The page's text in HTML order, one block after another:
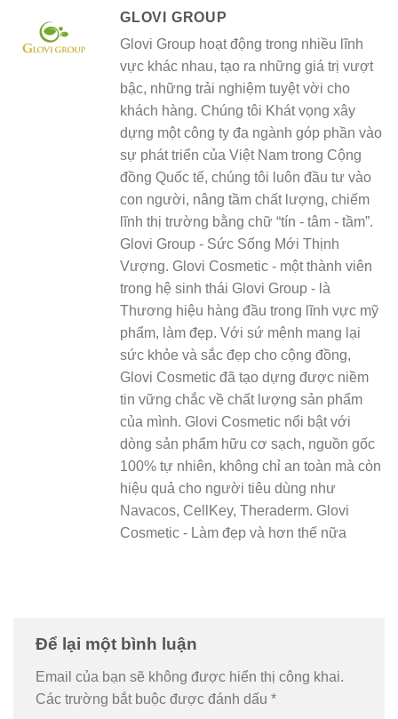
GLOVI GROUP
Glovi Group hoạt động trong nhiều lĩnh
vực khác nhau, tạo ra những giá trị vượt
bậc, những trải nghiệm tuyệt vời cho
khách hàng. Chúng tôi Khát vọng xây
dựng một công ty đa ngành góp phần vào
sự phát triển của Việt Nam trong Cộng
đồng Quốc tế, chúng tôi luôn đầu tư vào
con người, nâng tầm chất lượng, chiếm
lĩnh thị trường bằng chữ “tín - tâm - tầm”.
Glovi Group - Sức Sống Mới Thịnh
Vượng. Glovi Cosmetic - một thành viên
trong hệ sinh thái Glovi Group - là
Thương hiệu hàng đầu trong lĩnh vực mỹ
phẩm, làm đẹp. Với sứ mệnh mang lại
sức khỏe và sắc đẹp cho cộng đồng,
Glovi Cosmetic đã tạo dựng được niềm
tin vững chắc về chất lượng sản phẩm
của mình. Glovi Cosmetic nổi bật với
dòng sản phẩm hữu cơ sạch, nguồn gốc
100% tự nhiên, không chỉ an toàn mà còn
hiệu quả cho người tiêu dùng như
Navacos, CellKey, Theraderm. Glovi
Cosmetic - Làm đẹp và hơn thế nữa
Để lại một bình luận
Email của bạn sẽ không được hiển thị công khai.
Các trường bắt buộc được đánh dấu *